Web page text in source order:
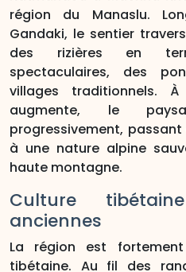
région du Manaslu.
Gandaki, le sentier
des rizières en
spectaculaires, des
villages traditionnels.
augmente, le
progressivement,
à une nature alpine
haute montagne.
Culture
anciennes
La région est
tibétaine. Au fil des